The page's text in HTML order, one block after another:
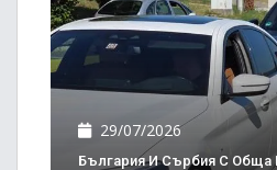
29/07/2026
България И Сърбия С Обща